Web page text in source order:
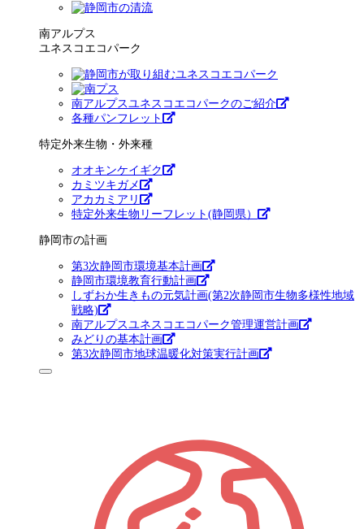
南アルプス
ユネスコエコパーク
南アルプスユネスコエコパークのご紹介
各種パンフレット
特定外来生物・外来種
オオキンケイギク
カミツキガメ
アカカミアリ
特定外来生物リーフレット(静岡県）
静岡市の計画
第3次静岡市環境基本計画
静岡市環境教育行動計画
しずおか生きもの元気計画(第2次静岡市生物多様性地域
戦略)
南アルプスユネスコエコパーク管理運営計画
みどりの基本計画
第3次静岡市地球温暖化対策実行計画